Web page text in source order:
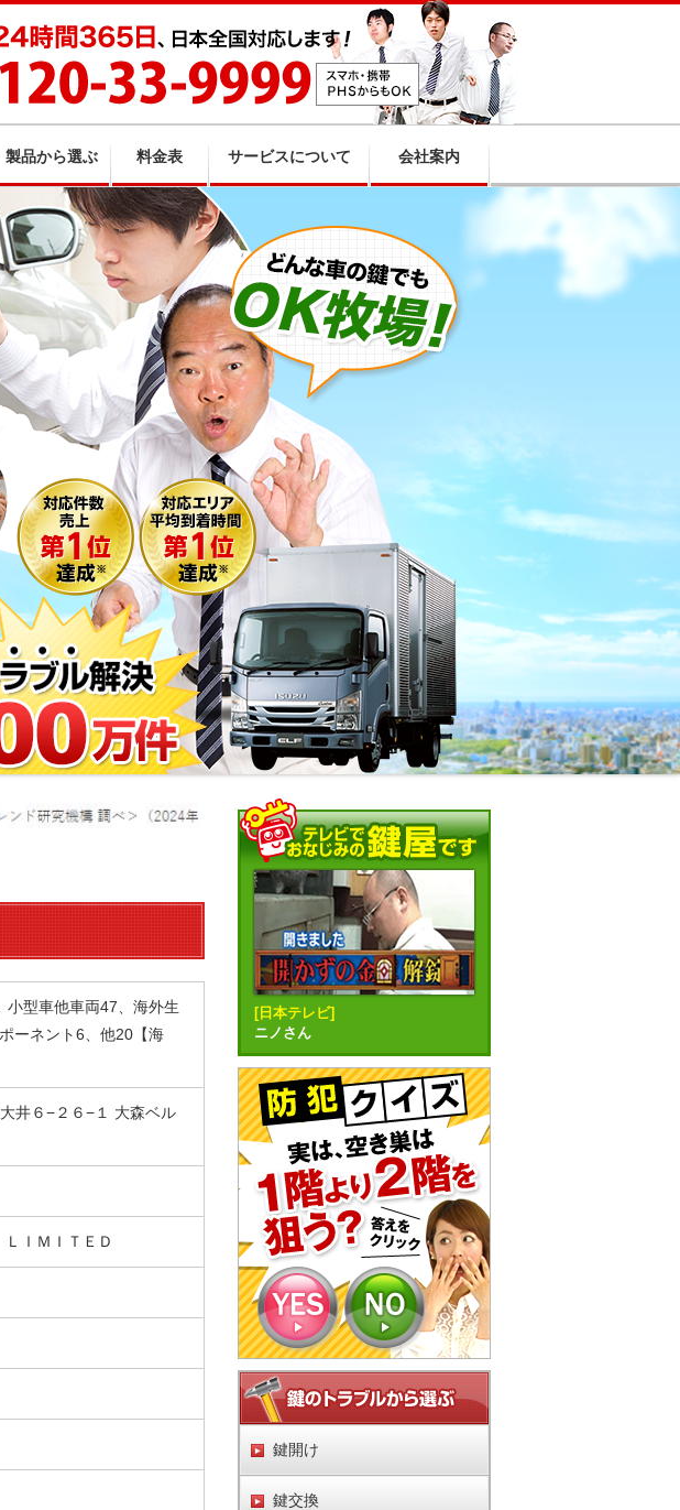
製品から選ぶ 料金表 サービスについて 会社案内
小型車他車両47、海外生
ーネント6、他20【海
井６−２６−１ 大森ベル
ＩＭＩＴＥＤ
[日本テレビ]
ニノさん
鍵開け
鍵交換